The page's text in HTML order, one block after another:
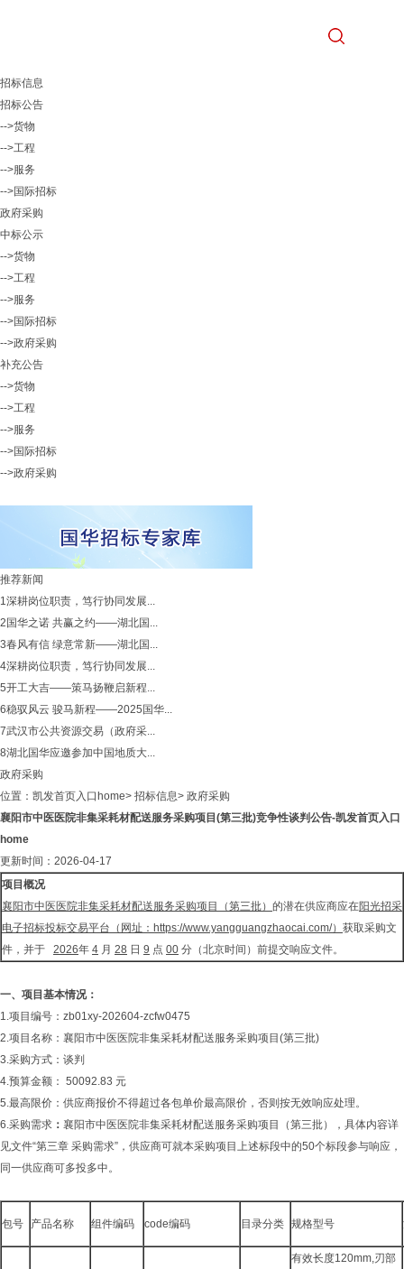
招标信息
招标公告
-->货物
-->工程
-->服务
-->国际招标
政府采购
中标公示
-->货物
-->工程
-->服务
-->国际招标
-->政府采购
补充公告
-->货物
-->工程
-->服务
-->国际招标
-->政府采购
推荐新闻
1深耕岗位职责，笃行协同发展...
2 国华之诺 共赢之约——湖北国...
3春风有信 绿意常新——湖北国...
4深耕岗位职责，笃行协同发展...
5开工大吉——策马扬鞭启新程...
6稳驭风云 骏马新程——2025国华...
7武汉市公共资源交易（政府采...
8湖北国华应邀参加中国地质大...
政府采购
位置： 凯发首页入口home> 招标信息> 政府采购
襄阳市中医医院非集采耗材配送服务采购项目(第三批)竞争性谈判公告-凯发首页入口
home
更新时间：2026-04-17
项目概况
襄阳市中医医院非集采耗材配送服务采购项目（第三批） 的潜在供应商应在阳光招采
电子招标投标交易平台（网址： https://www.yangguangzhaocai.com/） 获取采购文
件，并于 2026年 4 月 28 日 9 点 00 分（北京时间）前提交响应文件。
一、 项目基本情况：
1.项目编号：zb01xy-202604-zcfw0475
2.项目名称：襄阳市中医医院非集采耗材配送服务采购项目(第三批)
3.采购方式：谈判
4.预算金额： 50092.83 元
5.最高限价：供应商报价不得超过各包单价最高限价，否则按无效响应处理。
6.采购需求 ： 襄阳市中医医院非集采耗材配送服务采购项目（第三批），具体内容详
见文件“第三章 采购需求”，供应商可就本采购项目上述标段中的50个标段参与响应，
同一供应商可多投多中。
包号 产品名称 组件编码 code编码 目录分类 规格型号
有效长度120mm,刃部